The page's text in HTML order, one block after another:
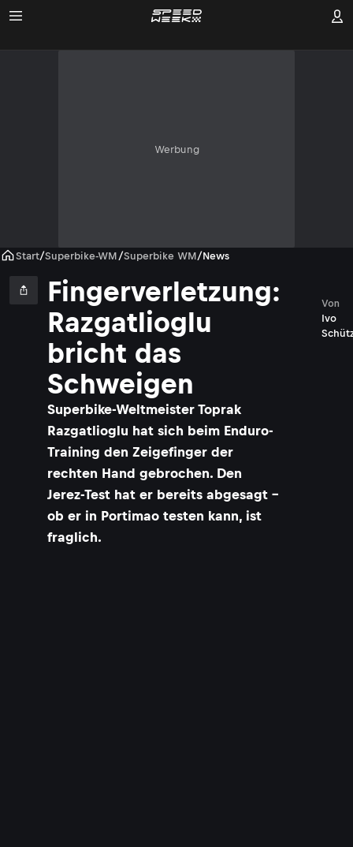
Werbung
Start/Superbike-WM /Superbike WM/News
Fingerverletzung:
Razgatlioglu
bricht das
Schweigen
Superbike-Weltmeister Toprak
Razgatlioglu hat sich beim Enduro-
Training den Zeigefinger der
rechten Hand gebrochen. Den
Jerez-Test hat er bereits abgesagt –
ob er in Portimao testen kann, ist
fraglich.
Ivo
Von